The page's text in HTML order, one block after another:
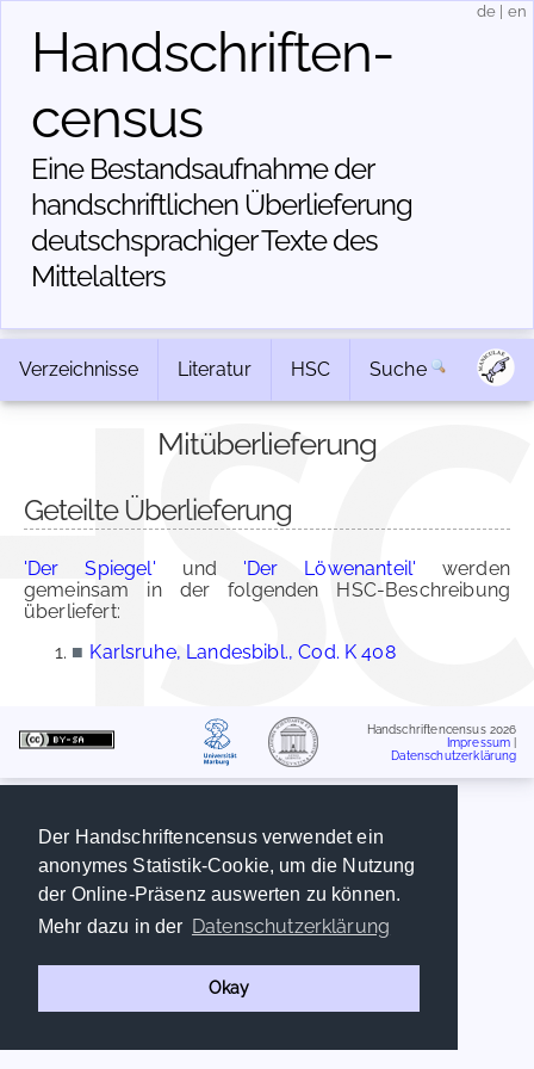
Der Handschriftencensus verwendet ein
anonymes Statistik-Cookie, um die Nutzung
der Online-Präsenz auswerten zu können.
Mehr dazu in der Datenschutzerklärung
Okay
Handschriften­
census
Eine Bestandsaufnahme der
handschriftlichen Über­lieferung
deutschsprachiger Texte des
Mittelalters
de en
Verzeichnisse Literatur HSC Suche
Mitüberlieferung
Geteilte Überlieferung
'Der Spiegel' und 'Der Löwenanteil' werden
gemeinsam in der folgenden HSC-Beschreibung
überliefert:
■ Karlsruhe, Landesbibl., Cod. K 408
Handschriftencensus 2026
Impressum
Datenschutzerklärung